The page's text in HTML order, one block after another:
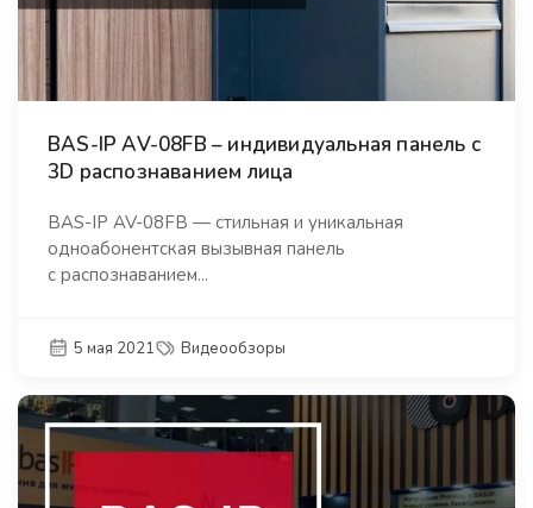
BAS-IP AV-08FB – индивидуальная панель с
3D распознаванием лица
BAS-IP AV-08FB — стильная и уникальная
одноабонентская вызывная панель
с распознаванием...
5 мая 2021 Видеообзоры